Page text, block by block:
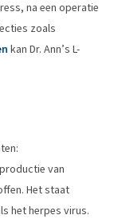
na een operatie
zoals
kan Dr. Ann’s L-
van
Het staat
het herpes virus.